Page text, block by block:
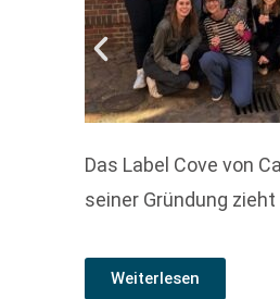
Das Label Cove von
seiner Gründung
Weiterlesen